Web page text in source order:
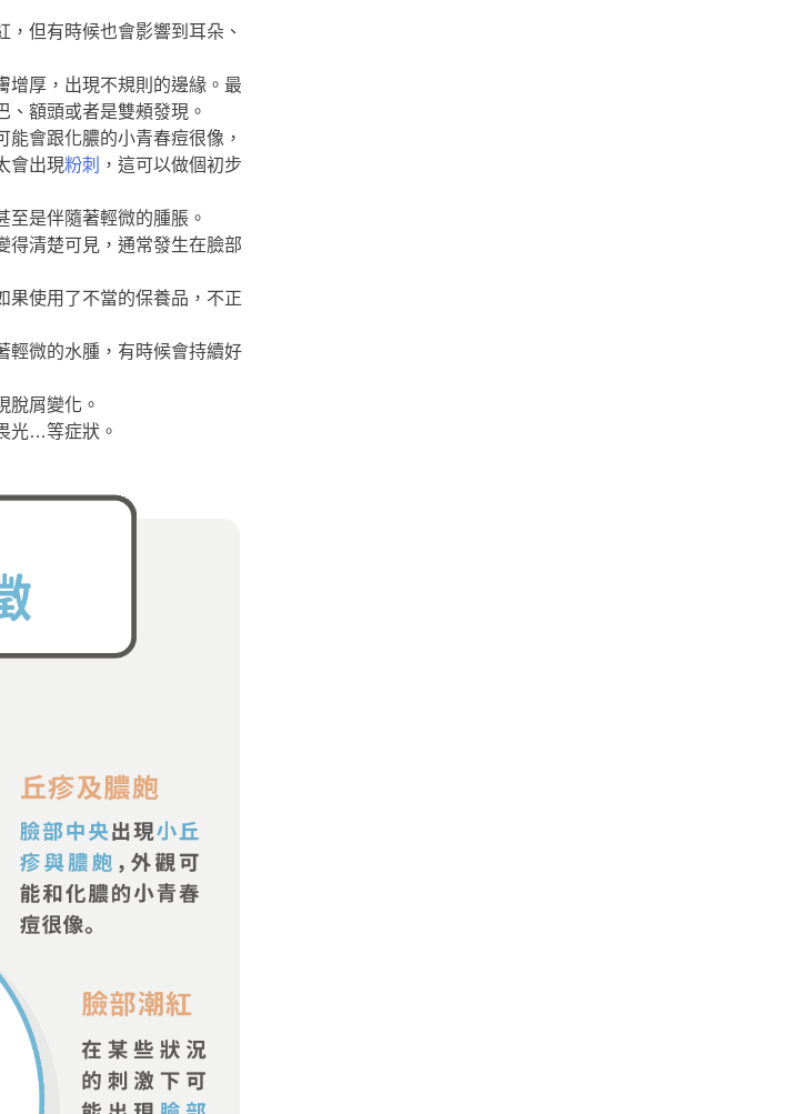
，但有時候也會影響到耳朵、
增厚，出現不規則的邊緣。最
額頭或者是雙頰發現。
能會跟化膿的小青春痘很像，
會出現粉刺 ，這可以做個初步
至是伴隨著輕微的腫脹。
得清楚可見，通常發生在臉部
果使用了不當的保養品，不正
輕微的水腫，有時候會持續好
脫屑變化。
光…等症狀。